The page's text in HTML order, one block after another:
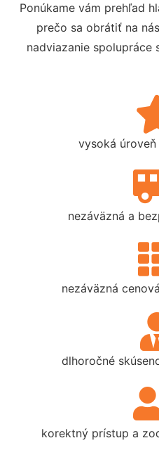
Ponúkame vám prehľad
prečo sa obrátiť na
nadviazanie spolupráce
vysoká
nezáväzná a
nezáväzná
dlhoročné
korektný prístup a